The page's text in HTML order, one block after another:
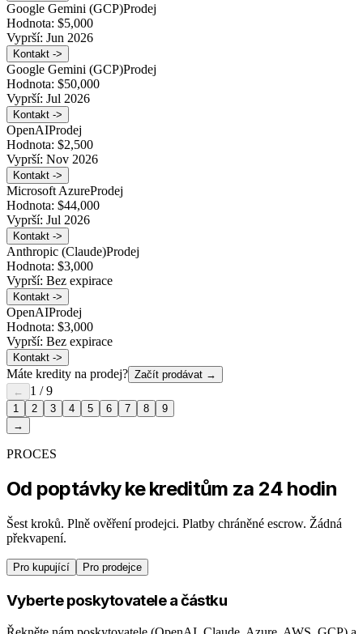
Google Gemini (GCP)Prodej
Hodnota: $5,000
Vyprší: Jun 2026
Kontakt ->
Google Gemini (GCP)Prodej
Hodnota: $50,000
Vyprší: Jul 2026
Kontakt ->
OpenAIProdej
Hodnota: $2,500
Vyprší: Nov 2026
Kontakt ->
Microsoft AzureProdej
Hodnota: $44,000
Vyprší: Jul 2026
Kontakt ->
Anthropic (Claude)Prodej
Hodnota: $3,000
Vyprší: Bez expirace
Kontakt ->
OpenAIProdej
Hodnota: $3,000
Vyprší: Bez expirace
Kontakt ->
Máte kredity na prodej? Začít prodávat →
←
1 /9
1 2 3 4 5 6 7 8
9
→
PROCES
Od poptávky ke kreditům za 24 hodin
Šest kroků. Plně ověření prodejci. Platby chráněné escrow. Žádná
překvapení.
Pro kupující Pro prodejce
Vyberte poskytovatele a částku